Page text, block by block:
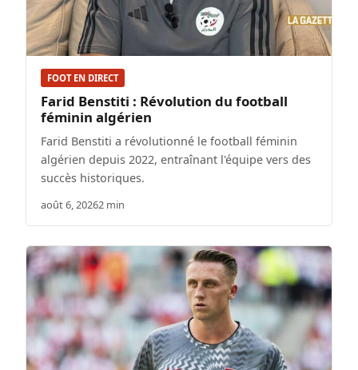
FOOT EN DIRECT
Farid Benstiti : Révolution du football
féminin algérien
Farid Benstiti a révolutionné le football féminin
algérien depuis 2022, entraînant l'équipe vers des
succès historiques.
août 6, 20262 min